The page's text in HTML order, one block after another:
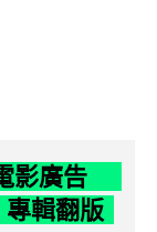
影廣告
輯翻版